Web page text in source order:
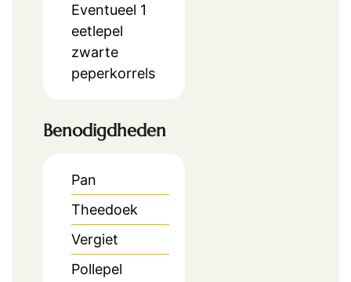
Eventueel 1
eetlepel
zwarte
peperkorrels
Benodigdheden
Pan
Theedoek
Vergiet
Pollepel